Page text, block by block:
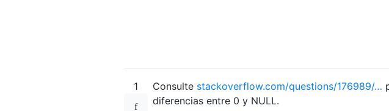
1 Consulte stackoverflow.com/questions/176989/…
diferencias entre 0 y NULL.